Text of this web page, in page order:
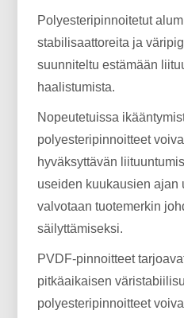
Polyesteripinnoitetut
stabilisaattoreita ja
suunniteltu estämään
haalistumista.
Nopeutetuissa
polyesteripinnoitteet
hyväksyttävän
useiden kuukausien ajan
valvotaan tuotemerkin
säilyttämiseksi.
PVDF-pinnoitteet
pitkäaikaisen
polyesteripinnoitteet